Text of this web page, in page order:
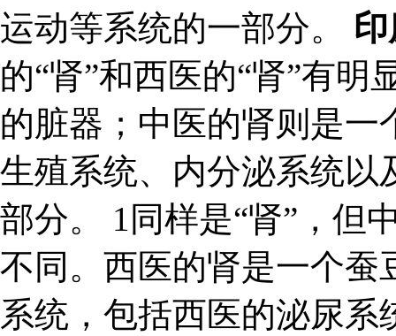
运动等系统的一部分。
的“肾”和西医的“肾”有
的脏器；中医的肾则是
生殖系统、内分泌系统以
部分。 1同样是“肾”，但
不同。西医的肾是一个蚕
系统，包括西医的泌尿